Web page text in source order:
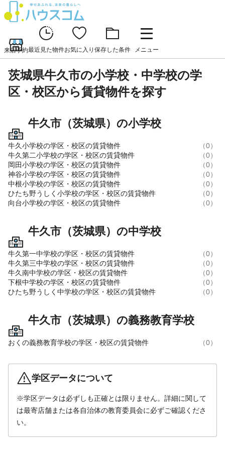
来店予約最近見た物件お気に入り 保存した条件 メニュー
茨城県牛久市の小学校・中学校の学
区・校区から賃貸物件を探す
牛久市（茨城県）の小学校
牛久小学校の学区・校区の賃貸物件
（0）
牛久第二小学校の学区・校区の賃貸物件
（0）
岡田小学校の学区・校区の賃貸物件
（0）
神谷小学校の学区・校区の賃貸物件
（0）
中根小学校の学区・校区の賃貸物件
（0）
ひたち野うしく小学校の学区・校区の賃貸物件
（0）
向台小学校の学区・校区の賃貸物件
（0）
牛久市（茨城県）の中学校
牛久第一中学校の学区・校区の賃貸物件
（0）
牛久第三中学校の学区・校区の賃貸物件
（0）
牛久南中学校の学区・校区の賃貸物件
（0）
下根中学校の学区・校区の賃貸物件
（0）
ひたち野うしく中学校の学区・校区の賃貸物件
（0）
牛久市（茨城県）の義務教育学校
おくの義務教育学校の学区・校区の賃貸物件 （0）
学区データについて
※学区データは必ずしも正確とは限りません。詳細に関して
は最寄店舗または各自治体の教育委員会に必ずご確認くださ
い。